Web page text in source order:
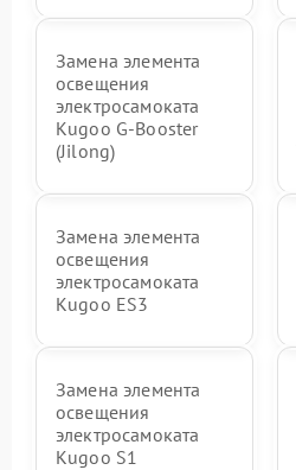
Замена элемента
освещения
электросамоката
Kugoo G-Booster
(Jilong)
Замена элемента
освещения
электросамоката
Kugoo ES3
Замена элемента
освещения
электросамоката
Kugoo S1